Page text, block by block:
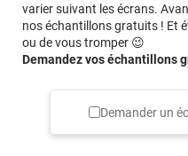
varier suivant les écrans.
nos échantillons gratuits ! Et
ou de vous tromper 😉
Demandez vos échantillons
Demander un